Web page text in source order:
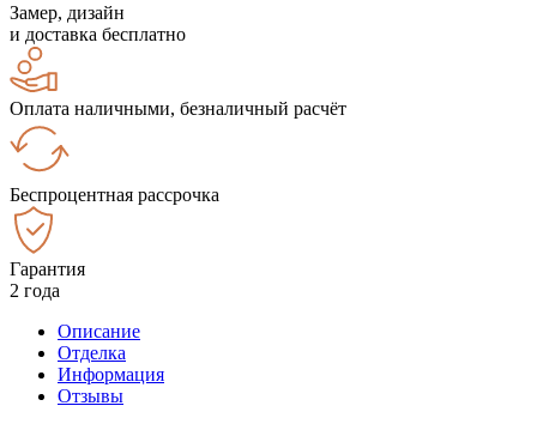
Замер, дизайн
и доставка бесплатно
Оплата наличными, безналичный расчёт
Беспроцентная рассрочка
Гарантия
2 года
Описание
Отделка
Информация
Отзывы